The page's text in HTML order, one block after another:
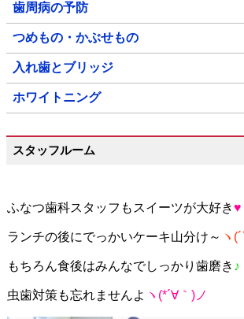
歯周病の予防
つめもの・かぶせもの
入れ歯とブリッジ
ホワイトニング
スタッフルーム
ふなつ歯科スタッフもスイーツが大好き♥
ランチの後にでっかいケーキ山分け～ ヽ
もちろん食後はみんなでしっかり歯磨き ♪
虫歯対策も忘れませんよ ヽ(*´∀｀)ノ